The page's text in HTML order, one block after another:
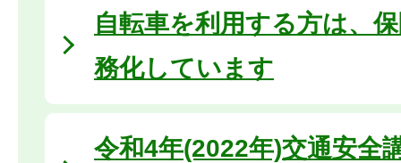
自転車を利用する方は、
務化しています
令和4年(2022年)交通安全